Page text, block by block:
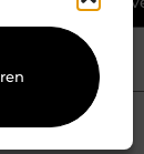
(EU)